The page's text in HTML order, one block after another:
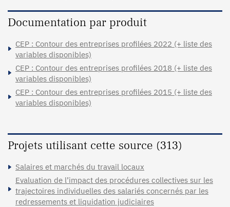
Documentation par produit
CEP : Contour des entreprises profilées 2022 (+ liste des
variables disponibles)
CEP : Contour des entreprises profilées 2018 (+ liste des
variables disponibles)
CEP : Contour des entreprises profilées 2015 (+ liste des
variables disponibles)
Projets utilisant cette source (313)
Salaires et marchés du travail locaux
Evaluation de l’impact des procédures collectives sur les
trajectoires individuelles des salariés concernés par les
redressements et liquidation judiciaires